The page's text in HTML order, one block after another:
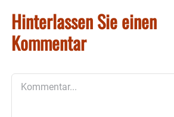
Hinterlassen Sie einen
Kommentar